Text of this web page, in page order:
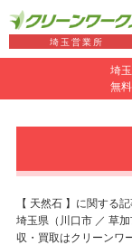
埼
無
埼玉営業所
【 天然石 】に関する
埼玉県（川口市 ／ 草
収・買取はクリーンワ